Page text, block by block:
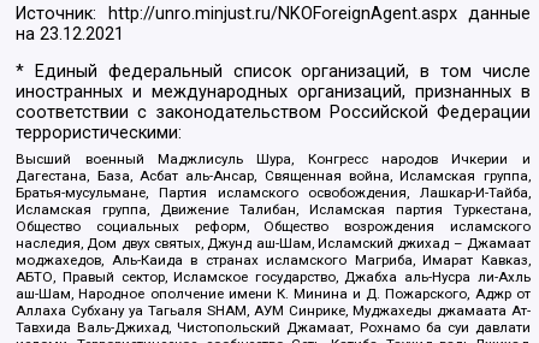
Источник: http://unro.minjust.ru/NKOForeignAgent.aspxданные
на23.12.2021
* Единый федеральный список организаций, в том числе
иностранных и международных организаций, признанных в
соответствии с законодательством Российской Федерации
террористическими:
Высший военный Маджлисуль Шура, Конгресс народов Ичкерии и
Дагестана, База, Асбат аль-Ансар, Священная война, Исламская группа,
Братья-мусульмане, Партия исламского освобождения, Лашкар-И-Тайба,
Исламская группа, Движение Талибан, Исламская партия Туркестана,
Общество социальных реформ, Общество возрождения исламского
наследия, Дом двух святых, Джунд аш-Шам, Исламский джихад – Джамаат
моджахедов, Аль-Каида в странах исламского Магриба, Имарат Кавказ,
АБТО, Правый сектор, Исламское государство, Джабха аль-Нусра ли-Ахль
аш-Шам, Народное ополчение имени К. Минина и Д. Пожарского, Аджр от
Аллаха Субхану уа Тагьаля SHAM, АУМ Синрике, Муджахеды джамаата Ат-
Тавхида Валь-Джихад, Чистопольский Джамаат, Рохнамо ба суи давлати